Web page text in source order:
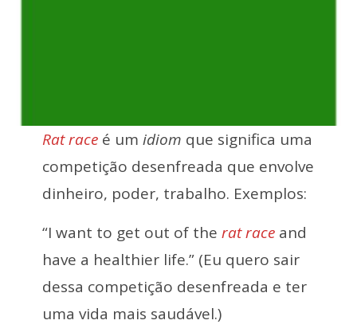
Rat raceé um idiom que significa uma
competição desenfreada que envolve
dinheiro, poder, trabalho. Exemplos:
“I want to get out of the rat raceand
have a healthier life.” (Eu quero sair
dessa competição desenfreada e ter
uma vida mais saudável.)